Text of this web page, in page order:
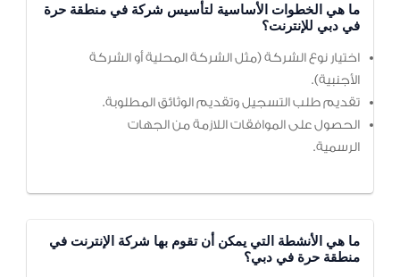
ما هي الخطوات الأساسية لتأسيس شركة في منطقة حرة
في دبي للإنترنت؟
اختيار نوع الشركة (مثل الشركة المحلية أو الشركة
الأجنبية).
تقديم طلب التسجيل وتقديم الوثائق المطلوبة.
الحصول على الموافقات اللازمة من الجهات
الرسمية.
ما هي الأنشطة التي يمكن أن تقوم بها شركة الإنترنت في
منطقة حرة في دبي؟